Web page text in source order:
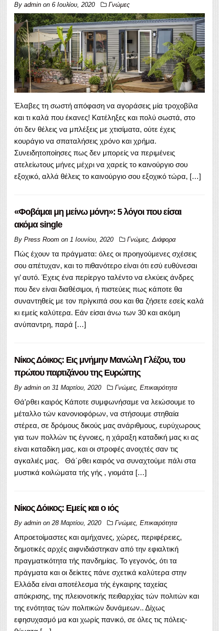
By admin on 6 Ιουλίου, 2020 Γνώμες
Έλαβες τη σωστή απόφαση να αγοράσεις μία τροχοβίλα
και τι καλά που έκανες! Κατέληξες και πολύ σωστά, στο
ότι δεν θέλεις να μπλέξεις με χτισίματα, ούτε έχεις
κουράγιο να σπαταλήσεις χρόνο και χρήμα.
Συνειδητοποίησες πως δεν μπορείς να περιμένεις
ατελείωτους μήνες μέχρι να χαρείς το καινούργιο σου
εξοχικό, αλλά θέλεις το καινούργιο σου εξοχικό τώρα, […]
«Φοβάμαι μη μείνω μόνη»: 5 λόγοι που είσαι
ακόμα single
By Press Room on 1 Ιουνίου, 2020 Γνώμες,Διάφορα
Πώς έχουν τα πράγματα: όλες οι προηγούμενες σχέσεις
σου απέτυχαν, και το πιθανότερο είναι ότι εσύ ευθύνεσαι
γι’ αυτό. Έχεις ένα περίεργο ταλέντο να ελκύεις άνδρες
που δεν είναι διαθέσιμοι, ή πιστεύεις πως κάποτε θα
συναντηθείς με τον πρίγκιπά σου και θα ζήσετε εσείς καλά
κι εμείς καλύτερα. Εάν είσαι άνω των 30 και ακόμη
ανύπαντρη, παρά […]
Νίκος Δόικος: Εις μνήμην Μανώλη Γλέζου, του
πρώτου παρτιζάνου της Ευρώπης
By admin on 31 Μαρτίου, 2020 Γνώμες, Επικαιρότητα
Θά’ρθει καιρός Κάποτε συμφωνήσαμε να λειώσουμε το
μέταλλο τών κανονιοφόρων, να στήσουμε στηθαία
στέρεα, σε δρόμους δικούς μας ανάριθμους, ευρύχωρους
για των πολλών τις έγνοιες, η χάραξη καταδική μας κι ας
είναι καταδίκη μας, και οι στροφές ανοιχτές σαν τις
αγκαλιές μας. Θά΄ρθει καιρός να συναχτούμε πάλι στα
μυστικά κοιλώματα τής γής , γιομάτα […]
Νίκος Δόικος: Εμείς και ο ιός
By admin on 28 Μαρτίου, 2020 Γνώμες, Επικαιρότητα
Απροετοίμαστες και αμήχανες, χώρες, περιφέρειες,
δημοτικές αρχές αιφνιδιάστηκαν από την εφιαλτική
πραγματικότητα τής πανδημίας. Το γεγονός, ότι τα
πράγματα και οι δείκτες πάνε σχετικά καλύτερα στην
Ελλάδα είναι αποτέλεσμα τής έγκαιρης ταχείας
απόκρισης, της πλειονοτικής πειθαρχίας τών πολιτών και
της ενότητας τών πολιτικών δυνάμεων.. Δίχως
εφησυχασμό μα και χωρίς πανικό, σε όλες τις πόλεις-